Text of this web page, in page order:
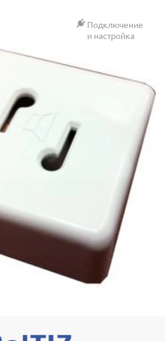
Подключение
и настройка